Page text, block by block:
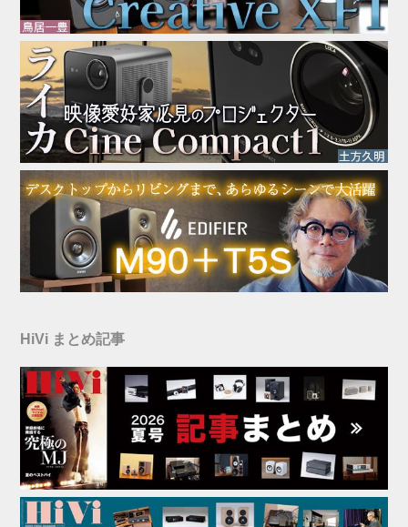
HiVi まとめ記事